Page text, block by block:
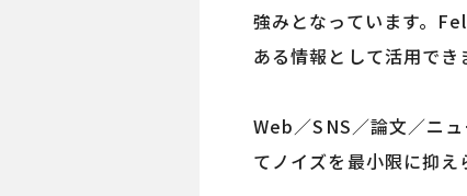
強みとなっています。
ある情報として活用でき
Web／SNS／論文／ニ
てノイズを最小限に抑え